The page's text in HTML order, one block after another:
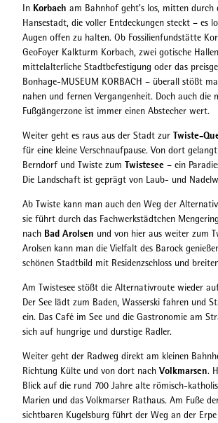
In Korbach am Bahnhof geht’s los, mitten
Hansestadt, die voller Entdeckungen steckt – es
Augen offen zu halten. Ob Fossilienfundstätte
GeoFoyer Kalkturm Korbach, zwei gotische
mittelalterliche Stadtbefestigung oder das
Bonhage-MUSEUM KORBACH – überall stößt
nahen und fernen Vergangenheit. Doch auch die
Fußgängerzone ist immer einen Abstecher wert.
Weiter geht es raus aus der Stadt zur Twiste-
für eine kleine Verschnaufpause. Von dort
Berndorf und Twiste zum Twistesee – ein
Die Landschaft ist geprägt von Laub- und
Ab Twiste kann man auch den Weg der
sie führt durch das Fachwerkstädtchen
nach Bad Arolsen und von hier aus weiter zum
Arolsen kann man die Vielfalt des Barock
schönen Stadtbild mit Residenzschloss und
Am Twistesee stößt die Alternativroute wieder
Der See lädt zum Baden, Wasserski fahren und
ein. Das Café im See und die Gastronomie am
sich auf hungrige und durstige Radler.
Weiter geht der Radweg direkt am kleinen
Richtung Külte und von dort nach Volkmarsen.
Blick auf die rund 700 Jahre alte römisch-
Marien und das Volkmarser Rathaus. Am Fuße
sichtbaren Kugelsburg führt der Weg an der